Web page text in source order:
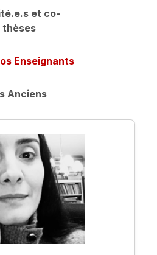
et co-
thèses
Enseignants
Anciens